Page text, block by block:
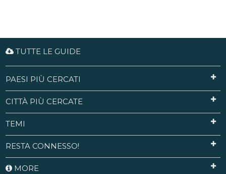
TUTTE LE GUIDE
PAESI PIÙ CERCATI
CITTÀ PIÙ CERCATE
TEMI
RESTA CONNESSO!
MORE